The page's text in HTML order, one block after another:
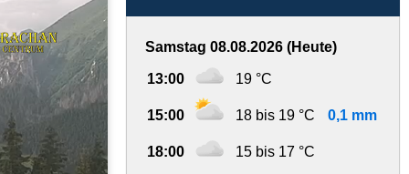
Samstag 08.08.2026 (Heute)
13:00 19 °C
15:00 18 bis 19 °C 0,1 mm
18:00 15 bis 17 °C